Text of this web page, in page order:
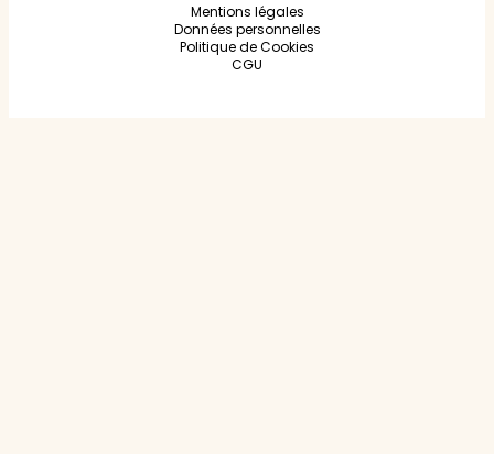
Mentions légales
Données personnelles
Politique de Cookies
CGU